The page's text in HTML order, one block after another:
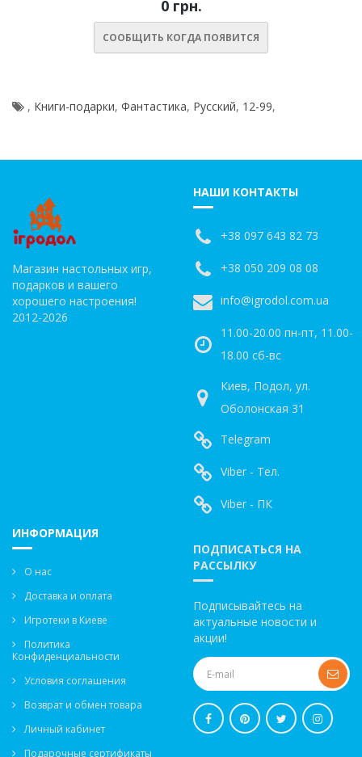
0 грн.
СООБЩИТЬ КОГДА ПОЯВИТСЯ
, Книги-подарки, Фантастика, Русский, 12-99,
Магазин настольных игр,
подарков и вашего
хорошего настроения!
2012-2026
НАШИ КОНТАКТЫ
+38 097 643 82 73
+38 050 209 08 08
info@igrodol.com.ua
11.00-20.00 пн-пт, 11.00-
18.00 сб-вс
Киев, Подол, ул.
Оболонская 31
Telegram
Viber - Тел.
Viber - ПК
ИНФОРМАЦИЯ
О нас
Доставка и оплата
Игротеки в Киеве
Политика
Конфиденциальности
Условия соглашения
Возврат и обмен товара
Личный кабинет
Подарочные сертификаты
ПОДПИСАТЬСЯ НА
РАССЫЛКУ
Подписывайтесь на
актуальные новости и
акции!